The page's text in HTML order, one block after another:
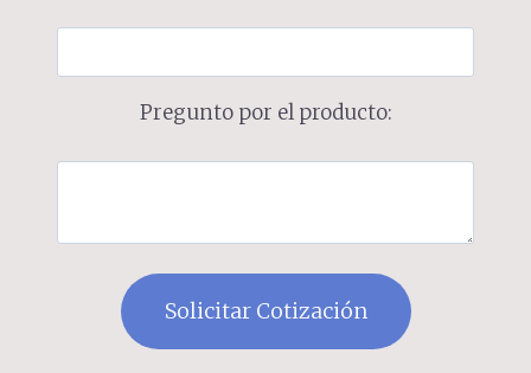
Pregunto por el producto: